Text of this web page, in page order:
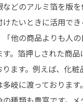
どのアルミ箔を版
たいときに活用でき
「他の商品よりも人
。箔押しされた商
ます。例えば、化
岐に渡っております。